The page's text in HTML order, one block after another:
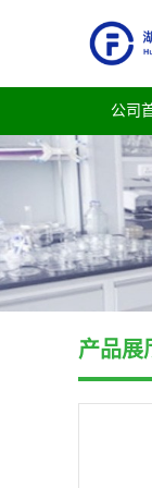
公司
产品展